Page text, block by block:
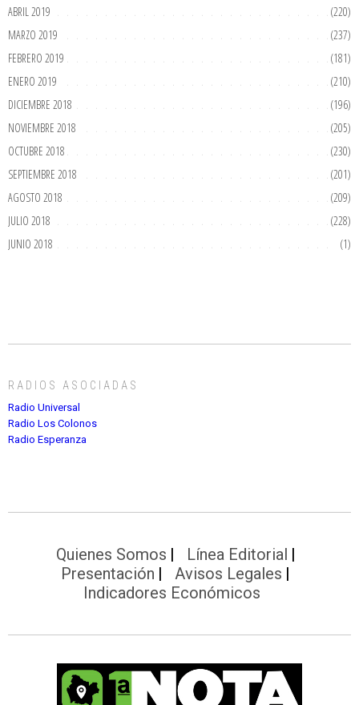
ABRIL 2019
(220)
MARZO 2019
(237)
FEBRERO 2019
(181)
ENERO 2019
(210)
DICIEMBRE 2018
(196)
NOVIEMBRE 2018
(205)
OCTUBRE 2018
(230)
SEPTIEMBRE 2018
(201)
AGOSTO 2018
(209)
JULIO 2018
(228)
JUNIO 2018
(1)
RADIOS ASOCIADAS
Radio Universal
Radio Los Colonos
Radio Esperanza
Quienes Somos
Línea Editorial
Presentación
Avisos Legales
Indicadores Económicos